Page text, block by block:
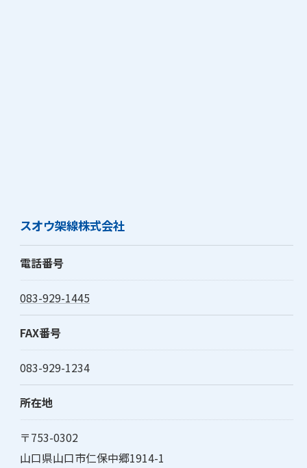
スオウ架線株式会社
電話番号
083-929-1445
FAX番号
083-929-1234
所在地
〒753-0302
山口県山口市仁保中郷1914-1